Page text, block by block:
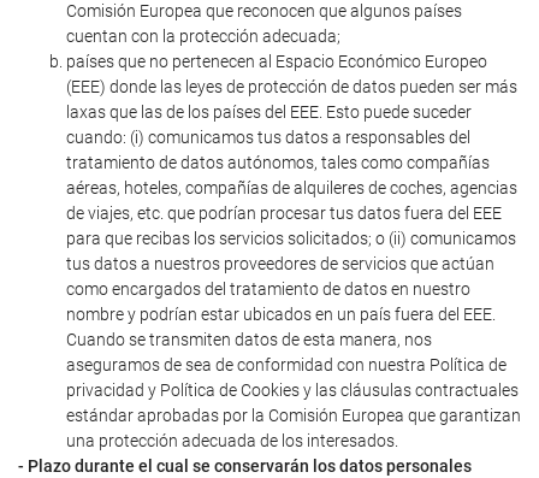
Comisión Europea que reconocen que algunos países
cuentan con la protección adecuada;
países que no pertenecen al Espacio Económico Europeo
(EEE) donde las leyes de protección de datos pueden ser más
laxas que las de los países del EEE. Esto puede suceder
cuando: (i) comunicamos tus datos a responsables del
tratamiento de datos autónomos, tales como compañías
aéreas, hoteles, compañías de alquileres de coches, agencias
de viajes, etc. que podrían procesar tus datos fuera del EEE
para que recibas los servicios solicitados; o (ii) comunicamos
tus datos a nuestros proveedores de servicios que actúan
como encargados del tratamiento de datos en nuestro
nombre y podrían estar ubicados en un país fuera del EEE.
Cuando se transmiten datos de esta manera, nos
aseguramos de sea de conformidad con nuestra Política de
privacidad y Política de Cookies y las cláusulas contractuales
estándar aprobadas por la Comisión Europea que garantizan
una protección adecuada de los interesados.
- Plazo durante el cual se conservarán los datos personales